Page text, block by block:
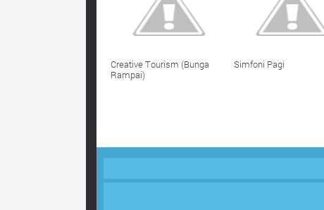
Creative Tourism (Bunga
Rampai)
Simfoni Pagi